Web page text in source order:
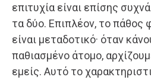
επιτυχία είναι επίσης
τα δύο. Επιπλέον, το πάθος
είναι μεταδοτικό· όταν
παθιασμένο άτομο,
εμείς. Αυτό το